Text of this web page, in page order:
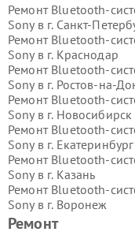
Ремонт
Ремонт Bluetooth-
Sony в г. Санкт-
Ремонт Bluetooth-
Sony в г. Краснодар
Ремонт Bluetooth-
Sony в г. Ростов-на-
Ремонт Bluetooth-
Sony в г. Новосибирск
Ремонт Bluetooth-
Sony в г. Екатеринбург
Ремонт Bluetooth-
Sony в г. Казань
Ремонт Bluetooth-
Sony в г. Воронеж
Ремонт Bluetooth-
Sony в г.Волгоград